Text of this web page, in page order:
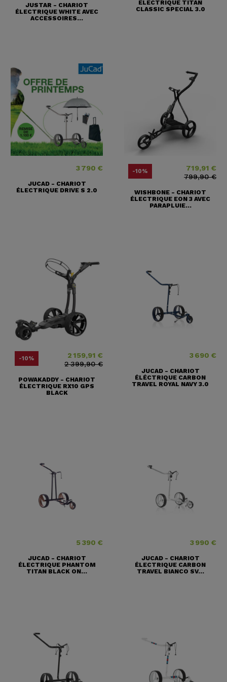
JUSTAR - CHARIOT
ÉLECTRIQUE WHITE AVEC
ACCESSOIRES...
ELECTRIQUE TITAN
CLASSIC SPECIAL 3.0
Prix
3 790 €
JUCAD - CHARIOT
ÉLECTRIQUE DRIVE S 2.0
-10% 719,91 €
Prix ​​habituel
799,90 €
WISHBONE - CHARIOT
ÉLECTRIQUE EON 3 AVEC
PARAPLUIE...
-10% 2 159,91 €
Prix ​​habituel
2 399,90 €
POWAKADDY - CHARIOT
ÉLECTRIQUE RX10 GPS
BLACK
Prix
3 690 €
JUCAD - CHARIOT
ÉLÉCTRIQUE CARBON
TRAVEL ROYAL NAVY 3.0
Prix
5 390 €
JUCAD - CHARIOT
ÉLECTRIQUE PHANTOM
TITAN BLACK ON...
Prix
3 990 €
JUCAD - CHARIOT
ÉLECTRIQUE CARBON
TRAVEL BIANCO SV...